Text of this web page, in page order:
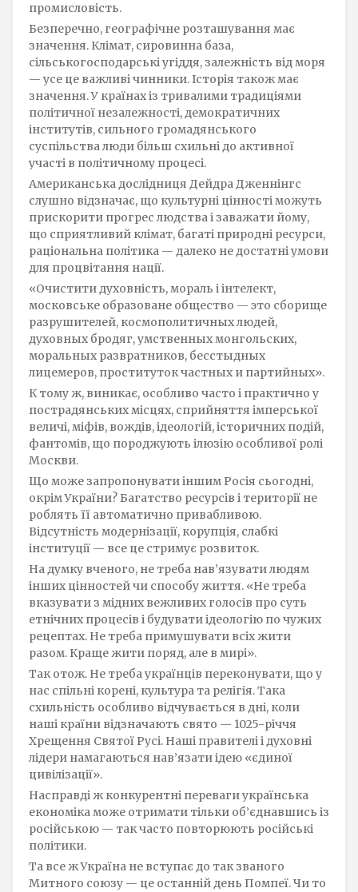
промисловість.
Безперечно, географічне розташування має
значення. Клімат, сировинна база,
сільськогосподарські угіддя, залежність від моря
— усе це важливі чинники. Історія також має
значення. У країнах із тривалими традиціями
політичної незалежності, демократичних
інститутів, сильного громадянського
суспільства люди більш схильні до активної
участі в політичному процесі.
Американська дослідниця Дейдра Дженнінгс
слушно відзначає, що культурні цінності можуть
прискорити прогрес людства і заважати йому,
що сприятливий клімат, багаті природні ресурси,
раціональна політика — далеко не достатні умови
для процвітання нації.
«Очистити духовність, мораль і інтелект,
московське образоване общество — это сборище
разрушителей, космополитичных людей,
духовных бродяг, умственных монгольских,
моральных развратников, бесстыдных
лицемеров, проституток частных и партийных».
К тому ж, виникає, особливо часто і практично у
пострадянських місцях, сприйняття імперської
величі, міфів, вождів, ідеологій, історичних подій,
фантомів, що породжують ілюзію особливої ролі
Москви.
Що може запропонувати іншим Росія сьогодні,
окрім України? Багатство ресурсів і території не
роблять її автоматично привабливою.
Відсутність модернізації, корупція, слабкі
інституції — все це стримує розвиток.
На думку вченого, не треба нав’язувати людям
інших цінностей чи способу життя. «Не треба
вказувати з мідних вежливих голосів про суть
етнічних процесів і будувати ідеологію по чужих
рецептах. Не треба примушувати всіх жити
разом. Краще жити поряд, але в мирі».
Так отож. Не треба українців переконувати, що у
нас спільні корені, культура та релігія. Така
схильність особливо відчувається в дні, коли
наші країни відзначають свято — 1025-річчя
Хрещення Святої Русі. Наші правителі і духовні
лідери намагаються нав’язати ідею «єдиної
цивілізації».
Насправді ж конкурентні переваги українська
економіка може отримати тільки об’єднавшись із
російською — так часто повторюють російські
політики.
Та все ж Україна не вступає до так званого
Митного союзу — це останній день Помпеї. Чи то